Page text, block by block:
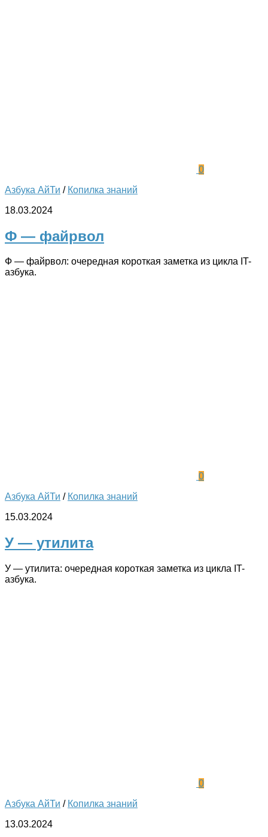
0
Азбука АйТи / Копилка знаний
18.03.2024
Ф — файрвол
Ф — файрвол: очередная короткая заметка из цикла IT-
азбука.
0
Азбука АйТи / Копилка знаний
15.03.2024
У — утилита
У — утилита: очередная короткая заметка из цикла IT-
азбука.
0
Азбука АйТи / Копилка знаний
13.03.2024